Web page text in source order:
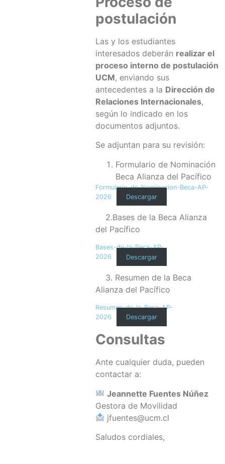
postulación
Las y los estudiantes
interesados deberán realizar el
proceso interno de postulación
UCM, enviando sus
antecedentes a la Dirección de
Relaciones Internacionales,
según lo indicado en los
documentos adjuntos.
Se adjuntan para su revisión:
Formulario de Nominación
Beca Alianza del Pacífico
Formulario-de-Nominacion-Beca-AP-
2026
Descargar
2.Bases de la Beca Alianza
del Pacífico
Bases-de-la-Beca-AP-
2026
Descargar
3. Resumen de la Beca
Alianza del Pacífico
Resumen-de-la-Beca-AP-
2026
Descargar
Consultas
Ante cualquier duda, pueden
contactar a:
Jeannette Fuentes Núñez
Gestora de Movilidad
jfuentes@ucm.cl
Saludos cordiales,